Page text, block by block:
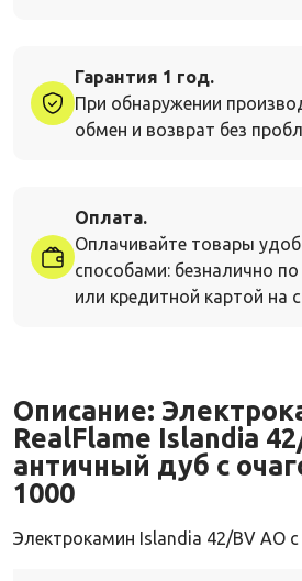
Гарантия 1 год.
При обнаружении
обмен и возврат без
Оплата.
Оплачивайте товары
способами: безналично
или кредитной картой на
Описание:
RealFlame Islandia
античный дуб с
1000
Электрокамин Islandia 42/BV AO